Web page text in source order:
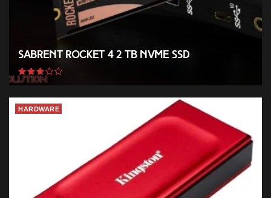
Sabrent Rocket 4 2 TB NVMe SSD
HARDWARE